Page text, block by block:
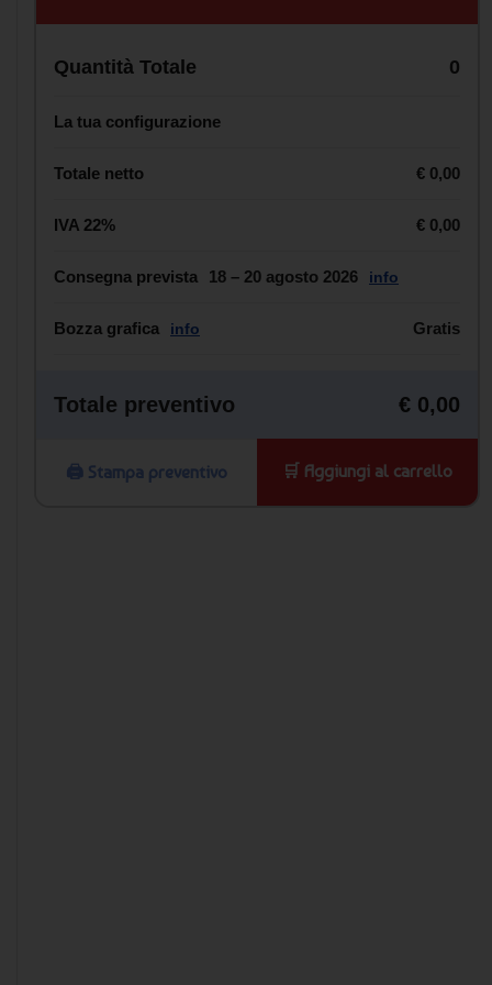
Quantità Totale 0
La tua configurazione
Totale netto € 0,00
IVA 22% € 0,00
Consegna prevista 18 – 20 agosto 2026 info
Bozza grafica info Gratis
Totale preventivo € 0,00
🖨️ Stampa preventivo 🛒 Aggiungi al carrello